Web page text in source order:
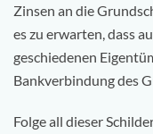
Zinsen an die
es zu erwarten, dass
geschiedenen
Bankverbindung des
Folge all dieser